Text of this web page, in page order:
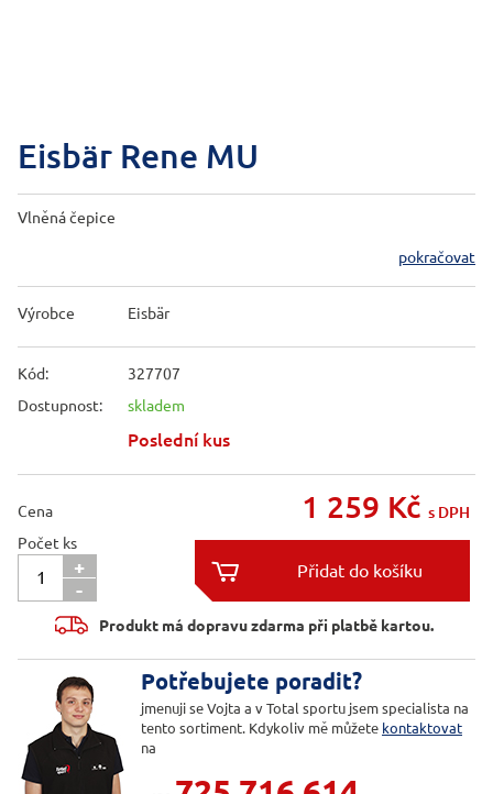
Eisbär Rene MU
Vlněná čepice
pokračovat
Výrobce Eisbär
Kód:
327707
Dostupnost:
skladem
Poslední kus
Cena 1 259 Kč s DPH
Počet ks
+
-


Produkt má dopravu zdarma při platbě kartou.
Potřebujete poradit?
jmenuji se Vojta a v Total sportu jsem specialista na
tento sortiment. Kdykoliv mě můžete kontaktovat
na